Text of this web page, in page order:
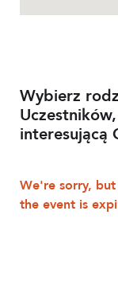
Wybierz
interesującą
We're sorry,
the event is